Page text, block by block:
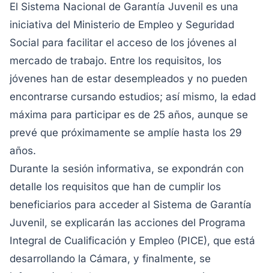
El Sistema Nacional de Garantía Juvenil es una
iniciativa del Ministerio de Empleo y Seguridad
Social para facilitar el acceso de los jóvenes al
mercado de trabajo. Entre los requisitos, los
jóvenes han de estar desempleados y no pueden
encontrarse cursando estudios; así mismo, la edad
máxima para participar es de 25 años, aunque se
prevé que próximamente se amplíe hasta los 29
años.
Durante la sesión informativa, se expondrán con
detalle los requisitos que han de cumplir los
beneficiarios para acceder al Sistema de Garantía
Juvenil, se explicarán las acciones del Programa
Integral de Cualificación y Empleo (PICE), que está
desarrollando la Cámara, y finalmente, se